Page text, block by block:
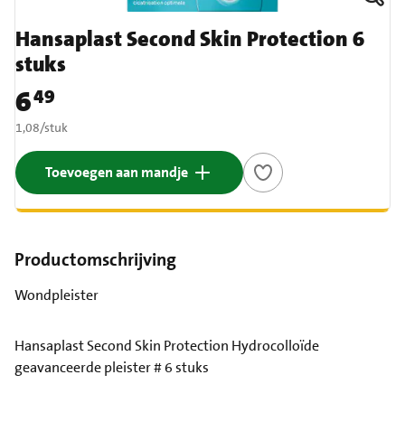
Hansaplast Second Skin Protection 6
stuks
Prijs: € 6,49
649
€ 1,08 per stuk
1,08/stuk
Toevoegen aan mandje
Productomschrijving
Wondpleister
Hansaplast Second Skin Protection Hydrocolloïde
geavanceerde pleister # 6 stuks